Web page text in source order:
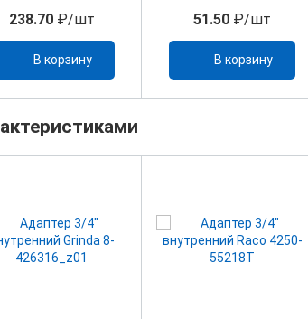
238.70₽/шт
В корзину
51.50 ₽/шт
В корзину